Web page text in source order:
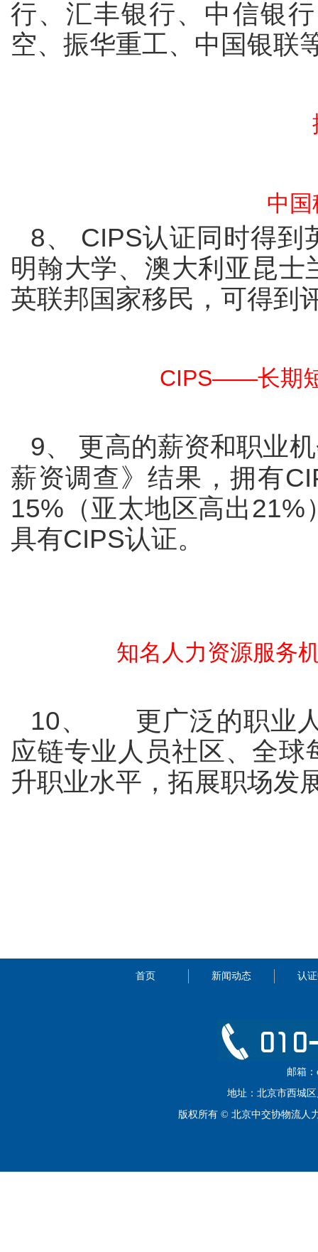
行、汇丰银行、中信银
空、振华重工、中国银联
中
8、 CIPS认证同时得到
明翰大学、澳大利亚昆
英联邦国家移民，可得到
CIPS——长期
9、
更高的薪资和职业
薪资调查》结果，拥有
15% （亚太地区高出21%
具有CIPS认证。
知名人力资源服务
10、
更广泛的职业
应链专业人员社区、全球
升职业水平，拓展职场发
首页 新闻动态 认
邮箱：
地址：北京市西城区
版权所有 © 北京中交协物流人